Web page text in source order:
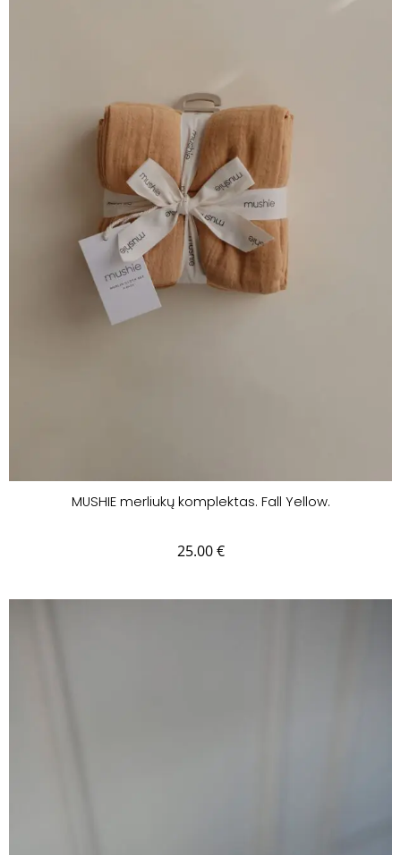
MUSHIE merliukų komplektas. Fall Yellow.
25.00€